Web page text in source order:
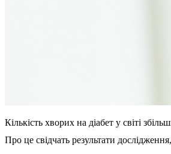
Кількість хворих на діабет у світі
Про це свідчать результати